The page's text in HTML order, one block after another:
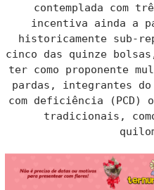
contemplada com
incentiva ainda a
historicamente sub-
cinco das quinze
ter como proponente
pardas, integrantes do
com deficiência (PCD)
tradicionais,